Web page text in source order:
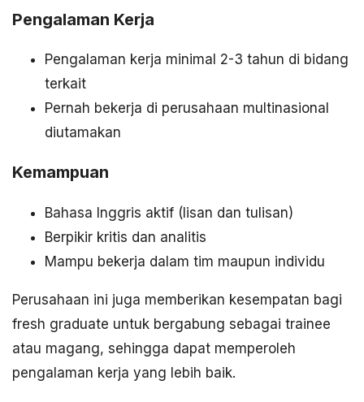
Pengalaman Kerja
Pengalaman kerja minimal 2-3 tahun di bidang
terkait
Pernah bekerja di perusahaan multinasional
diutamakan
Kemampuan
Bahasa Inggris aktif (lisan dan tulisan)
Berpikir kritis dan analitis
Mampu bekerja dalam tim maupun individu
Perusahaan ini juga memberikan kesempatan bagi
fresh graduate untuk bergabung sebagai trainee
atau magang, sehingga dapat memperoleh
pengalaman kerja yang lebih baik.